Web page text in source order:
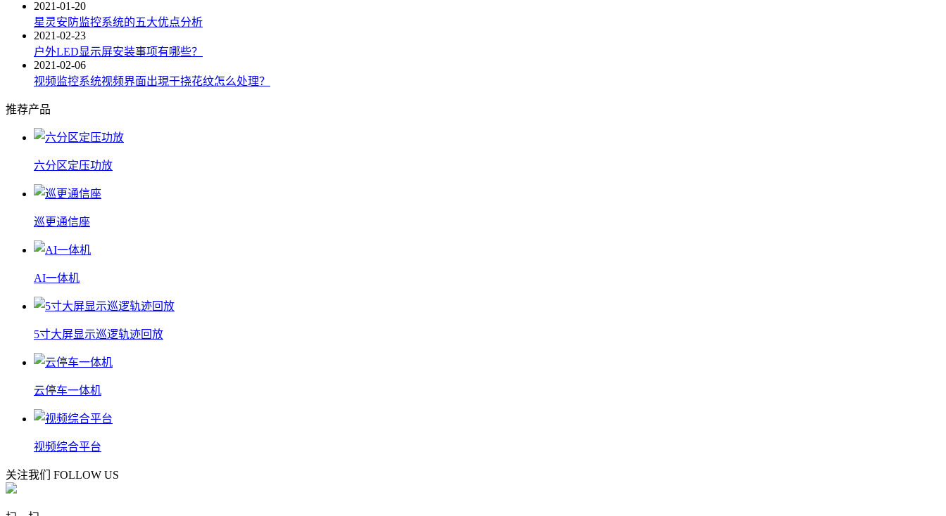
2021-01-20
星灵安防监控系统的五大优点分析
2021-02-23
户外LED显示屏安装事项有哪些？
2021-02-06
视频监控系统视频界面出現干挠花纹怎么处理？
推荐产品
六分区定压功放
巡更通信座
AI一体机
5寸大屏显示巡逻轨迹回放
云停车一体机
视频综合平台
关注我们 FOLLOW US